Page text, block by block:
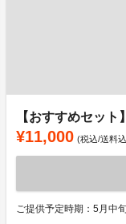
【おすすめセッ
¥11,000 (税込/送料
ご提供予定時期：5月中